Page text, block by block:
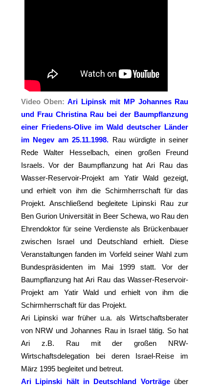
Video Oben:Ari Lipinsk mit MP Johannes Rau
und Frau Christina Rau bei der Baumpflanzung
einer Friedens-Olive im Wald deutscher Länder
im Negev am 25.11.1998. Rau würdigte in seiner
Rede Walter Hesselbach, einen großen Freund
Israels. Vor der Baumpflanzung hat Ari Rau das
Wasser-Reservoir-Projekt am Yatir Wald gezeigt,
und erhielt von ihm die Schirmherrschaft für das
Projekt. Anschließend begleitete Lipinski Rau zur
Ben Gurion Universität in Beer Schewa, wo Rau den
Ehrendoktor für seine Verdienste als Brückenbauer
zwischen Israel und Deutschland erhielt. Diese
Veranstaltungen fanden im Vorfeld seiner Wahl zum
Bundespräsidenten im Mai 1999 statt. Vor der
Baumpflanzung hat Ari Rau das Wasser-Reservoir-
Projekt am Yatir Wald und erhielt von ihm die
Schirmherrschaft für das Projekt.
Ari Lipinski war früher u.a. als Wirtschaftsberater
von NRW und Johannes Rau in Israel tätig. So hat
Ari z.B. Rau mit der großen NRW-
Wirtschaftsdelegation bei deren Israel-Reise im
März 1995 begleitet und betreut.
Ari Lipinski hält in Deutschland Vorträgeüber